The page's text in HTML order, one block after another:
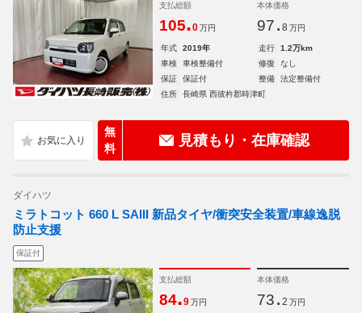
支払総額
105.0 万円
本体価格
97. 8 万円
年式 2019年 走行
1.2万km
車検
車検整備付 修復
なし
保証
保証付 整備
法定整備付
住所
長崎県 西彼杵郡時津町
無
料
見積もり・在庫確認
ダイハツ
ミラトコット 660 L SAIII 新品タイヤ/衝突安全装置/車線逸脱
防止支援
保証付
支払総額
84.9 万円
本体価格
73. 2 万円